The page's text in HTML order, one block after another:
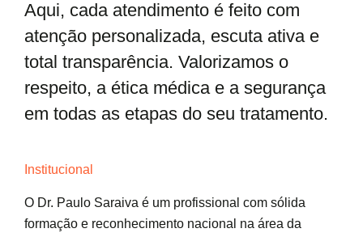
Aqui, cada atendimento é feito com
atenção personalizada, escuta ativa e
total transparência. Valorizamos o
respeito, a ética médica e a segurança
em todas as etapas do seu tratamento.
Institucional
O Dr. Paulo Saraiva é um profissional com sólida
formação e reconhecimento nacional na área da